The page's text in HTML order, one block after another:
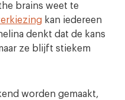
brains weet te
kan iedereen
denkt dat de kans
ze blijft stiekem
worden gemaakt,